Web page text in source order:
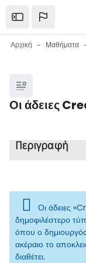
Open the sidebar
Αρχική Μαθήματα
Μπλοκ
Οι άδειες
Μπλοκ
Περιγραφή
Οι άδειες
δημοφιλέστερο
όπου ο
ακέραιο το
διαθέτει.